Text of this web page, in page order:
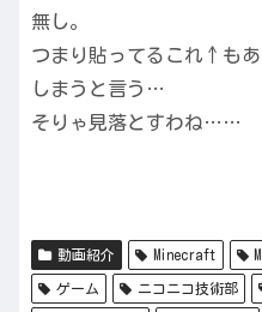
無し。
つまり貼ってるこれ↑も
しまうと言う…
そりゃ見落とすわね……
動画紹介 Minecraft
ゲーム ニコニコ技術部